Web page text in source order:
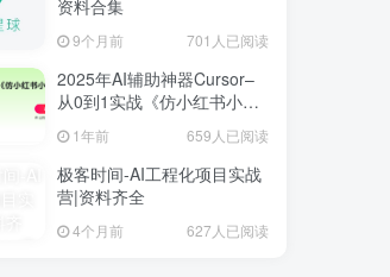
资料合集
9个月前 701人已阅读
2025年AI辅助神器Cursor–
从0到1实战《仿小红书小程
序》1年前 659人已阅读
极客时间-AI工程化项目实战
营|资料齐全
4个月前 627人已阅读